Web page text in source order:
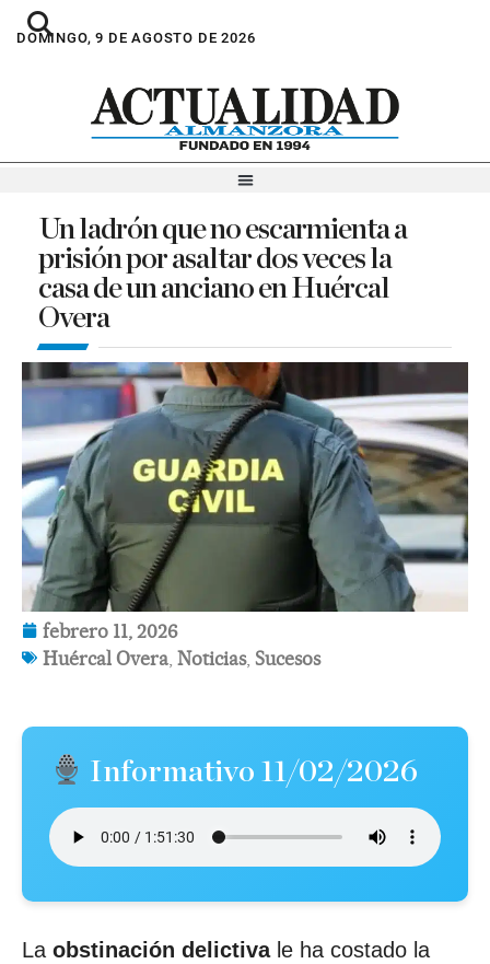
DOMINGO, 9 DE AGOSTO DE 2026
Un ladrón que no escarmienta a
prisión por asaltar dos veces la
casa de un anciano en Huércal
Overa
febrero 11, 2026
Huércal Overa Noticias, Sucesos
Informativo 11/02/2026
La obstinación delictivale ha costado la